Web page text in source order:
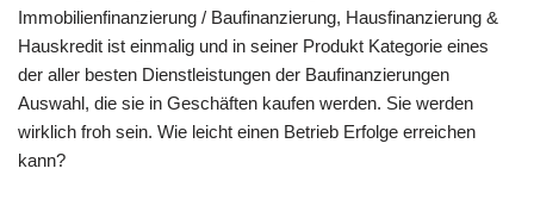
Immobilienfinanzierung / Baufinanzierung, Hausfinanzierung &
Hauskredit ist einmalig und in seiner Produkt Kategorie eines
der aller besten Dienstleistungen der Baufinanzierungen
Auswahl, die sie in Geschäften kaufen werden. Sie werden
wirklich froh sein. Wie leicht einen Betrieb Erfolge erreichen
kann?